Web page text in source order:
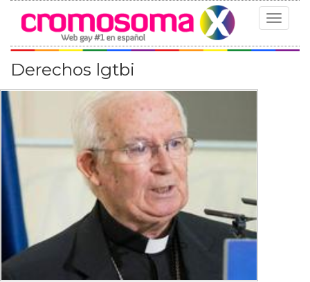
Toggle
Derechos lgtbi